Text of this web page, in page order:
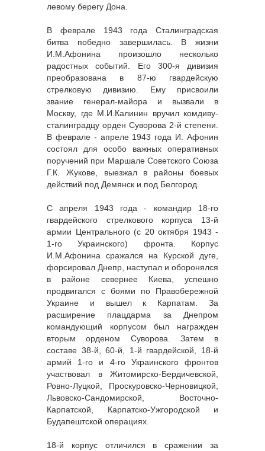
левому берегу Дона.
В феврале 1943 года Сталинградская
битва победно завершилась. В жизни
И.М.Афонина произошло несколько
радостных событий. Его 300-я дивизия
преобразована в 87-ю гвардейскую
стрелковую дивизию. Ему присвоили
звание генерал-майора и вызвали в
Москву, где М.И.Калинин вручил комдиву-
сталинградцу орден Суворова 2-й степени.
В феврале - апреле 1943 года И. Афонин
состоял для особо важных оперативных
поручений при Маршале Советского Союза
Г.К. Жукове, выезжал в районы боевых
действий под Демянск и под Белгород.
С апреля 1943 года - командир 18-го
гвардейского стрелкового корпуса 13-й
армии Центрального (с 20 октября 1943 -
1-го Украинского) фронта. Корпус
И.М.Афонина сражался на Курской дуге,
форсировал Днепр, наступал и оборонялся
в районе севернее Киева, успешно
продвигался с боями по Правобережной
Украине и вышел к Карпатам. За
расширение плацдарма за Днепром
командующий корпусом был награжден
вторым орденом Суворова. Затем в
составе 38-й, 60-й, 1-й гвардейской, 18-й
армий 1-го и 4-го Украинского фронтов
участвовал в Житомирско-Бердичевской,
Ровно-Луцкой, Проскуровско-Черновицкой,
Львовско-Сандомирской, Восточно-
Карпатской, Карпатско-Ужгородской и
Будапештской операциях.
18-й корпус отличился в сражении за